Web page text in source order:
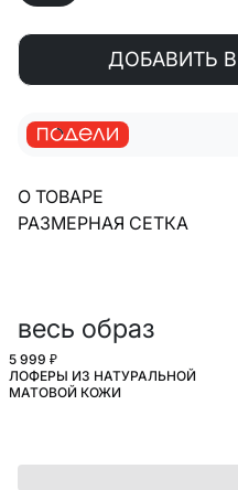
ДОБАВИТЬ
О ТОВАРЕ
РАЗМЕРНАЯ СЕТКА
весь образ
5 999 ₽
ЛОФЕРЫ ИЗ НАТУРАЛЬНОЙ
МАТОВОЙ КОЖИ